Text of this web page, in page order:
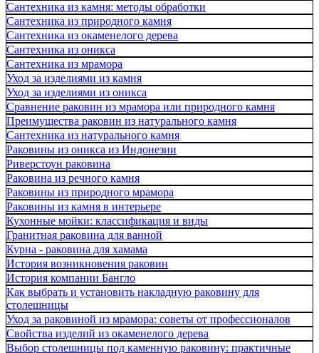
Сантехника из камня: методы обработки
Сантехника из природного камня
Сантехника из окаменелого дерева
Сантехника из оникса
Сантехника из мрамора
Уход за изделиями из камня
Уход за изделиями из оникса
Сравнение раковин из мрамора или природного камня
Преимущества раковин из натурального камня
Сантехника из натурального камня
Раковины из оникса из Индонезии
Риверстоун раковина
Раковина из речного камня
Раковины из природного мрамора
Раковины из камня в интерьере
Кухонные мойки: классификация и виды
Гранитная раковина для ванной
Курна - раковина для хамама
История возникновения раковин
История компании Бангло
Как выбрать и установить накладную раковину для
столешницы
Уход за раковиной из мрамора: советы от профессионалов
Свойства изделий из окаменелого дерева
Выбор столешницы под каменную раковину: практичные